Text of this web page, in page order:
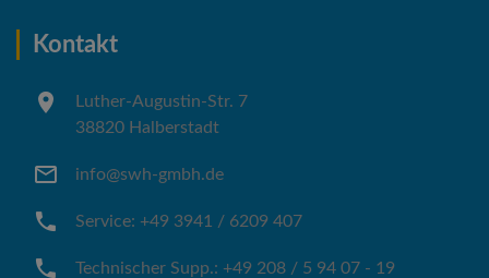
Kontakt
Luther-Augustin-Str. 7
38820 Halberstadt
info@swh-gmbh.de
Service: +49 3941 / 6209 407
Technischer Supp.: +49 208 / 5 94 07 - 19